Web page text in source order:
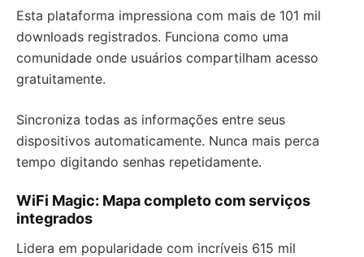
Esta plataforma impressiona com mais de 101 mil
downloads registrados. Funciona como uma
comunidade onde usuários compartilham acesso
gratuitamente.
Sincroniza todas as informações entre seus
dispositivos automaticamente. Nunca mais perca
tempo digitando senhas repetidamente.
WiFi Magic: Mapa completo com serviços
integrados
Lidera em popularidade com incríveis 615 mil